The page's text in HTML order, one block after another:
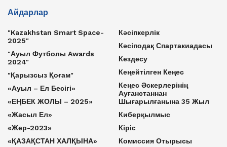
Айдарлар
"Kazakhstan Smart Space-
2025"
"Ауыл Футболы Awards
2024"
"Қарызсыз Қоғам"
«Ауыл – Ел Бесігі»
«ЕҢБЕК ЖОЛЫ – 2025»
«Жасыл Ел»
«Жер-2023»
«ҚАЗАҚСТАН ХАЛҚЫНА»
Кәсіпкерлік
Кәсіподақ Спартакиадасы
Кездесу
Кеңейтілген Кеңес
Кеңес Әскерлерінің
Ауғанстаннан
Шығарылғанына 35 Жыл
Киберқылмыс
Кіріс
Комиссия Отырысы